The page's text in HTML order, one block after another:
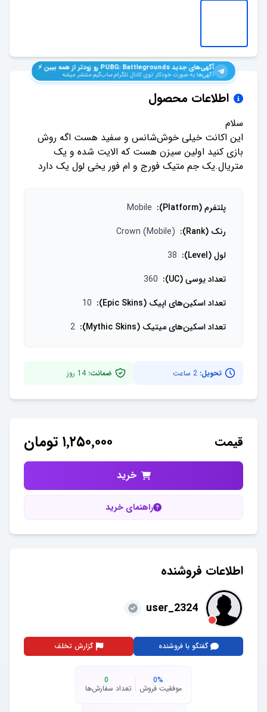
آگهی‌های جدیدPUBG: Battlegrounds رو زودتر از همه ببین ⚡️
آگهی‌ها به صورت خودکار توی کانال تلگرام ساب‌گیم منتشر میشه
اطلاعات محصول
این اکانت خیلی خوش‌شانس و سفید هست اگه روش
بازی کنید اولین سیزن هست که الایت شده و یک
متریال.یک جم متیک فورج و ام فور یخی لول یک دارد
پلتفرم (Platform) :
Mobile
رنک (Rank)
:
Crown (Mobile)
لول (Level)
:
38
تعداد یو‌سی (UC)
:
360
تعداد اسکین‌های اپیک (Epic Skins)
:
10
تعداد اسکین‌های میتیک (Mythic Skins)
:
2
تحویل: 2 ساعت ضمانت:14 روز
قیمت ۱٬۲۵۰٬۰۰۰ تومان
خرید
راهنمای خرید
اطلاعات فروشنده
user_2324
گفتگو با فروشنده گزارش تخلف
0%
موفقیت فروش
0
تعداد سفارش‌ها